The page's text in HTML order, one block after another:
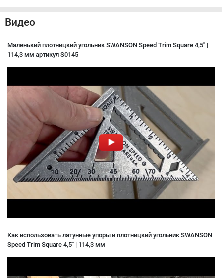
Видео
Маленький плотницкий угольник SWANSON Speed Trim Square 4,5'' |
114,3 мм артикул S0145
Как использовать латунные упоры и плотницкий угольник SWANSON
Speed Trim Square 4,5'' | 114,3 мм